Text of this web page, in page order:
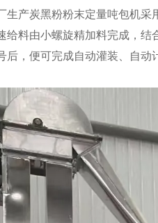
生产炭黑粉粉末定量吨包机
给料由小螺旋精加料完成，
后，便可完成自动灌装、自动